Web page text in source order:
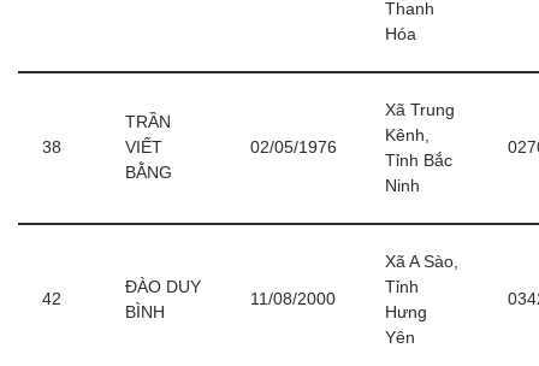
Thanh
Hóa
38
TRẦN
VIẾT
BẰNG
02/05/1976
Xã Trung
Kênh,
Tỉnh Bắc
Ninh
42
ĐÀO DUY
BÌNH
11/08/2000
Xã A Sào,
Tỉnh
Hưng
Yên